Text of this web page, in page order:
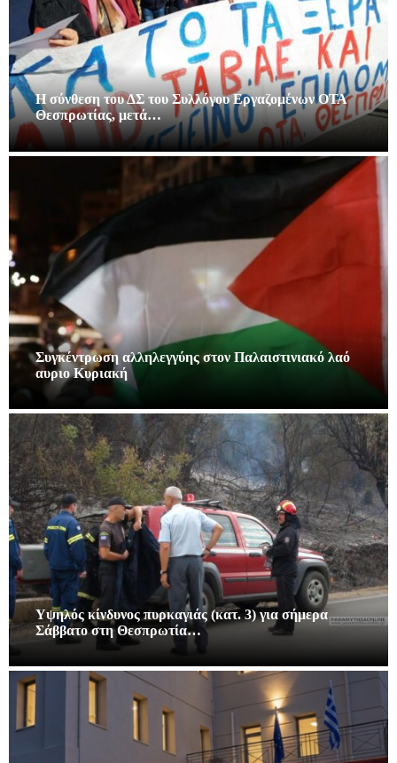
Η σύνθεση του ΔΣ του Συλλόγου Εργαζομένων ΟΤΑ
Θεσπρωτίας, μετά…
Συγκέντρωση αλληλεγγύης στον Παλαιστινιακό λαό
αυριο Κυριακή
Υψηλός κίνδυνος πυρκαγιάς (κατ. 3) για σήμερα
Σάββατο στη Θεσπρωτία…